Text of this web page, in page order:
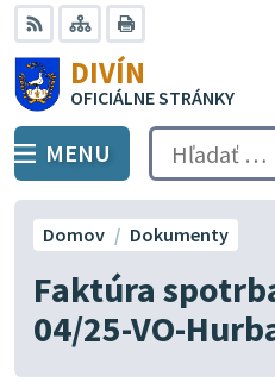
Preskočiť
na
obsah
RSS Mapa
DIVÍN
OFICIÁLNE STRÁNKY
PREPNÚŤ
MENU Hľadať:
Faktúra
04/25-VO-
Domov Dokumenty